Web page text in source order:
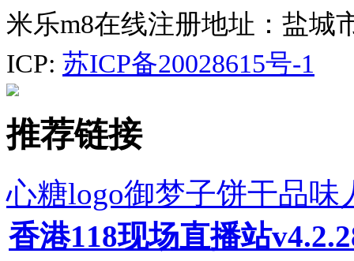
米乐m8在线注册地址：盐城
ICP: 苏ICP备20028615号-1
推荐链接
心糖logo御梦子饼干品味
香港118现场直播站